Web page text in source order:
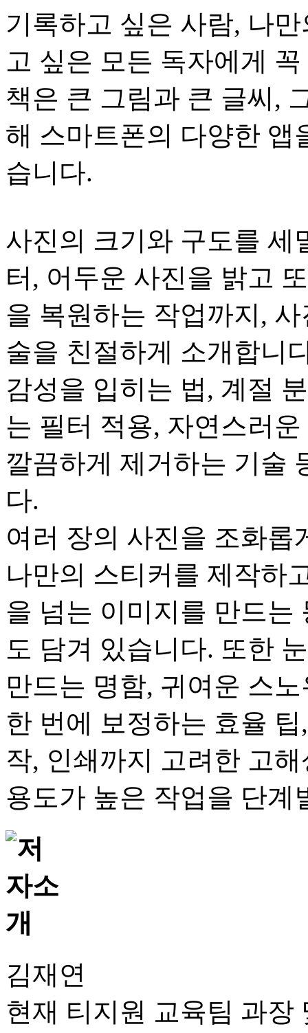
기록하고 싶은 사람, 나
고 싶은 모든 독자에게
책은 큰 그림과 큰 글씨,
해 스마트폰의 다양한 앱
습니다.
사진의 크기와 구도를 세
터, 어두운 사진을 밝고
을 복원하는 작업까지,
술을 친절하게 소개합니
감성을 입히는 법, 계절
는 필터 적용, 자연스러
깔끔하게 제거하는 기술
다.
여러 장의 사진을 조화롭
나만의 스티커를 제작하
을 넘는 이미지를 만드는
도 담겨 있습니다. 또한
만드는 명함, 귀여운 스
한 번에 보정하는 효율
작, 인쇄까지 고려한 고
용도가 높은 작업을 단계
김재연
현재 티지원 교육팀 과장